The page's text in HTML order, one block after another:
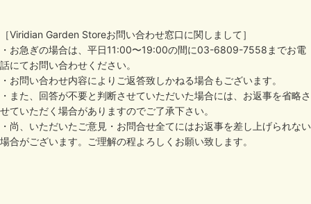
［Viridian Garden Storeお問い合わせ窓口に関しまして］
・お急ぎの場合は、平日11:00〜19:00の間に03-6809-7558までお電
話にてお問い合わせください。
・お問い合わせ内容によりご返答致しかねる場合もございます。
・また、回答が不要と判断させていただいた場合には、お返事を省略さ
せていただく場合がありますのでご了承下さい。
・尚、いただいたご意見・お問合せ全てにはお返事を差し上げられない
場合がございます。ご理解の程よろしくお願い致します。